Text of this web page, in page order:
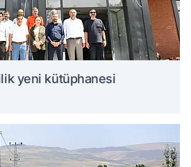
yeni kütüphanesi